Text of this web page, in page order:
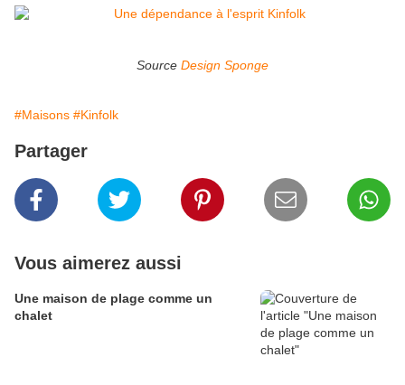
Source Design Sponge
#Maisons #Kinfolk
Partager
Vous aimerez aussi
Une maison de plage comme un
chalet